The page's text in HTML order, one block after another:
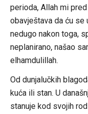
perioda, Allah mi
obavještava da ću se
nedugo nakon toga,
neplanirano, našao
elhamdulillah.
Od dunjalučkih
kuća ili stan. U
stanuje kod svojih